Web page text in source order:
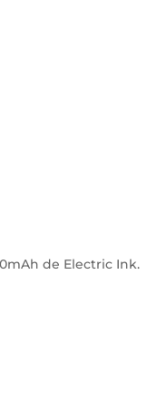
de Electric Ink.